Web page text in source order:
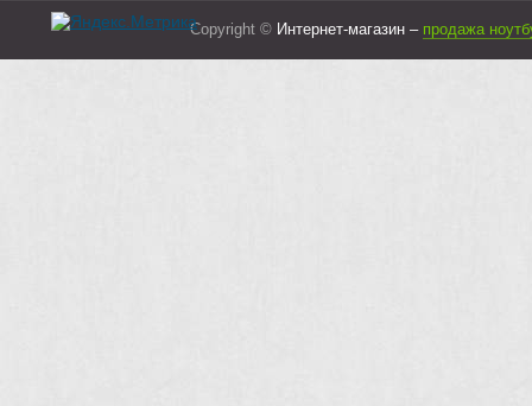
Copyright © Интернет-магазин – продажа